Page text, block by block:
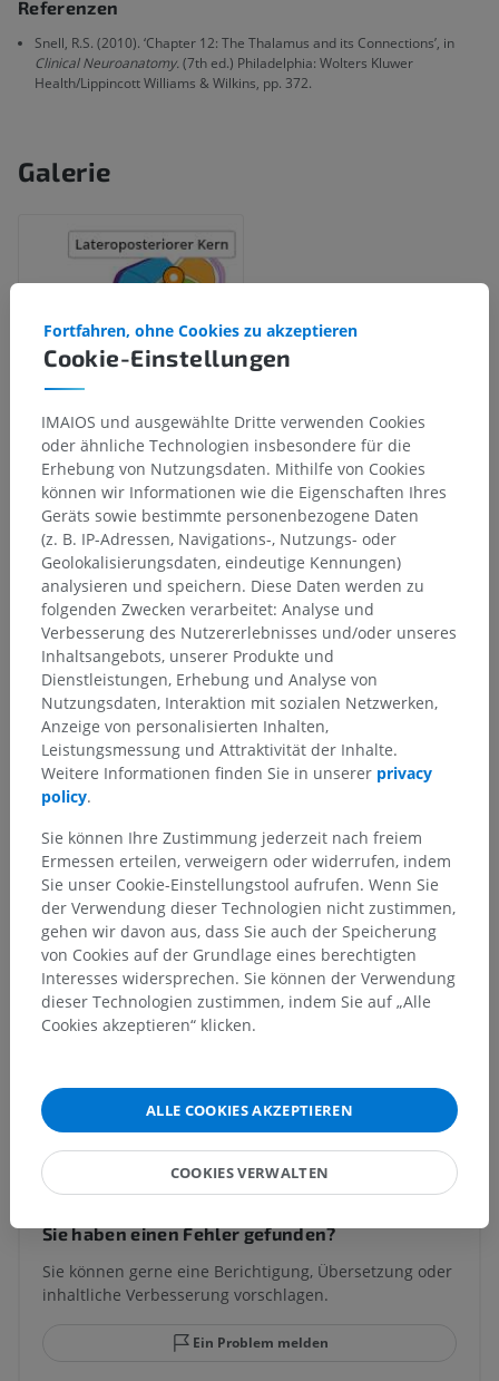
Referenzen
Snell, R.S. (2010). ‘Chapter 12: The Thalamus and its Connections’, in
Clinical Neuroanatomy.(7th ed.) Philadelphia: Wolters Kluwer
Health/Lippincott Williams & Wilkins, pp. 372.
Galerie
Anatomische Hierarchie
Anatomie des Menschen 2
Menschlicher Körper> Integrierende Systeme
Nervensystem> Zentralnervensystem> Gehirn>
Großhirn> Zwischenhirn> Thalamus
Laterale Kerngruppe des Thalamus>
Dorsale Kerne des Thalamus>
Lateroposteriorer Kern
Darunterliegende Strukturen:Für dieses anatomische
Teil gibt es keine zugehörigen Strukturen
Anatomie des Menschen 1
Anatomie des Menschen
Übersetzungen
Sie haben einen Fehler gefunden?
Sie können gerne eine Berichtigung, Übersetzung oder
inhaltliche Verbesserung vorschlagen.
Ein Problem melden
Cookie-Einstellungen
Fortfahren, ohne Cookies zu akzeptieren
IMAIOS und ausgewählte Dritte verwenden Cookies
oder ähnliche Technologien insbesondere für die
Erhebung von Nutzungsdaten. Mithilfe von Cookies
können wir Informationen wie die Eigenschaften Ihres
Geräts sowie bestimmte personenbezogene Daten
(z. B. IP-Adressen, Navigations-, Nutzungs- oder
Geolokalisierungsdaten, eindeutige Kennungen)
analysieren und speichern. Diese Daten werden zu
folgenden Zwecken verarbeitet: Analyse und
Verbesserung des Nutzererlebnisses und/oder unseres
Inhaltsangebots, unserer Produkte und
Dienstleistungen, Erhebung und Analyse von
Nutzungsdaten, Interaktion mit sozialen Netzwerken,
Anzeige von personalisierten Inhalten,
Leistungsmessung und Attraktivität der Inhalte.
Weitere Informationen finden Sie in unserer privacy
policy.
Sie können Ihre Zustimmung jederzeit nach freiem
Ermessen erteilen, verweigern oder widerrufen, indem
Sie unser Cookie-Einstellungstool aufrufen. Wenn Sie
der Verwendung dieser Technologien nicht zustimmen,
gehen wir davon aus, dass Sie auch der Speicherung
von Cookies auf der Grundlage eines berechtigten
Interesses widersprechen. Sie können der Verwendung
dieser Technologien zustimmen, indem Sie auf „Alle
Cookies akzeptieren“ klicken.
ALLE COOKIES AKZEPTIEREN
COOKIES VERWALTEN